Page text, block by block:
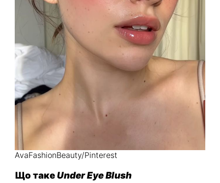
AvaFashionBeauty/Pinterest
Що такеUnder Eye Blush